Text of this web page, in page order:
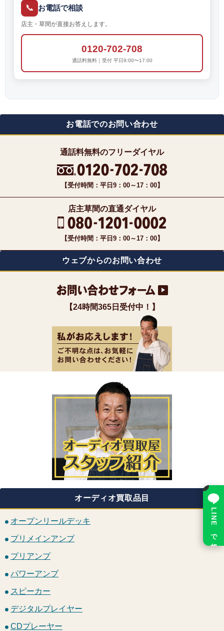
📞 お電話で相談
店主・草間が直接お答えします。
0120-702-708
通話料無料｜受付 平日9:00〜17:00
お電話でのお問い合わせ
通話料無料のフリーダイヤル
【受付時間：平日9：00～17：00】
店主草間の直通ダイヤル
【受付時間：平日9：00～17：00】
ウェブからのお問い合わせ
【24時間365日受付中！】
オーディオ買取品目
オープンリールデッキ
プリメインアンプ
プリアンプ
パワーアンプ
スピーカー
デジタルプレイヤー
CDプレーヤー
LINE で相談
×